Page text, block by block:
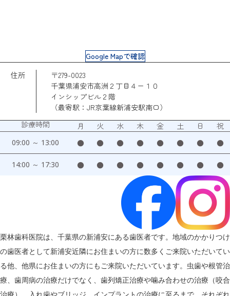
Google Mapで確認
住所
〒279-0023
千葉県浦安市高洲２丁目４ー１０
インシップビル２階
（最寄駅：JR京葉線新浦安駅南口）
診療時間
月 火 水 木 金 土 日 祝
09:00 ～ 13:00 ● ● ● ● ● ● ● ●
14:00 ～ 17:30 ● ● ● ● ● ● ● ●
栗林歯科医院は、千葉県の新浦安にある歯医者です。地域のかかりつけ
の歯医者として新浦安近隣にお住まいの方に数多くご来院いただいてい
る他、他県にお住まいの方にもご来院いただいています。虫歯や根管治
療、歯周病の治療だけでなく、歯列矯正治療や噛み合わせの治療（咬合